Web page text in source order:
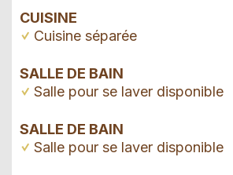
CUISINE
Cuisine séparée
SALLE DE BAIN
Salle pour se laver disponible
SALLE DE BAIN
Salle pour se laver disponible